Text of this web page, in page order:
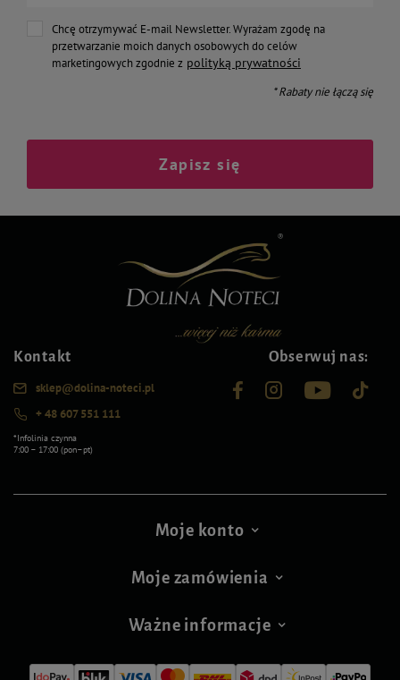
Chcę otrzymywać E-mail Newsletter. Wyrażam zgodę na
przetwarzanie moich danych osobowych do celów
marketingowych zgodnie z polityką prywatności
* Rabaty nie łączą się
Zapisz się
Kontakt
sklep@dolina-noteci.pl
+ 48 607 551 111
*Infolinia czynna
7:00 – 17:00 (pon–pt)
Obserwuj nas:
Moje konto
Moje zamówienia
Ważne informacje